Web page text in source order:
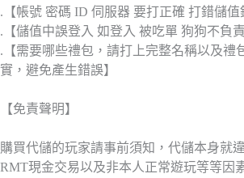
.【帳號 密碼 ID 伺服器 要打正確 打錯儲值
.【儲值中誤登入 如登入 被吃單 狗狗不負責
.【需要哪些禮包，請打上完整名稱以及禮
實，避免產生錯誤】
【免責聲明】
購買代儲的玩家請事前須知，代儲本身就
RMT現金交易以及非本人正常遊玩等等因